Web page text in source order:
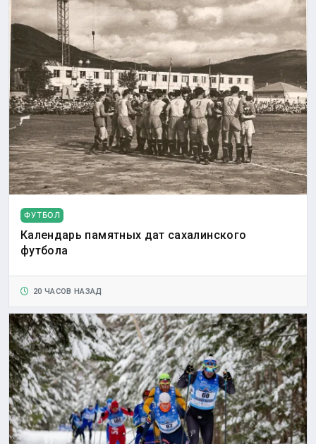
ФУТБОЛ
Календарь памятных дат сахалинского
футбола
20 ЧАСОВ НАЗАД